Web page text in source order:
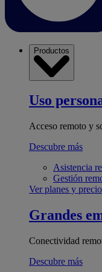
Productos
Uso
Acceso remoto y
Descubre más
Asistencia
Gestión
Ver planes y
Grandes
Conectividad
Descubre más